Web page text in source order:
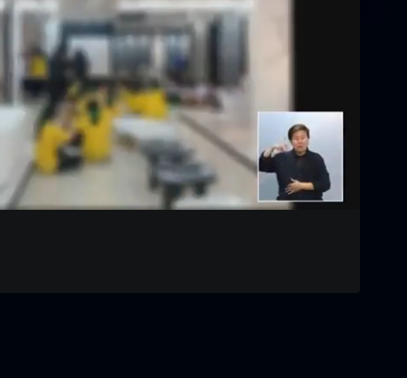
Settings